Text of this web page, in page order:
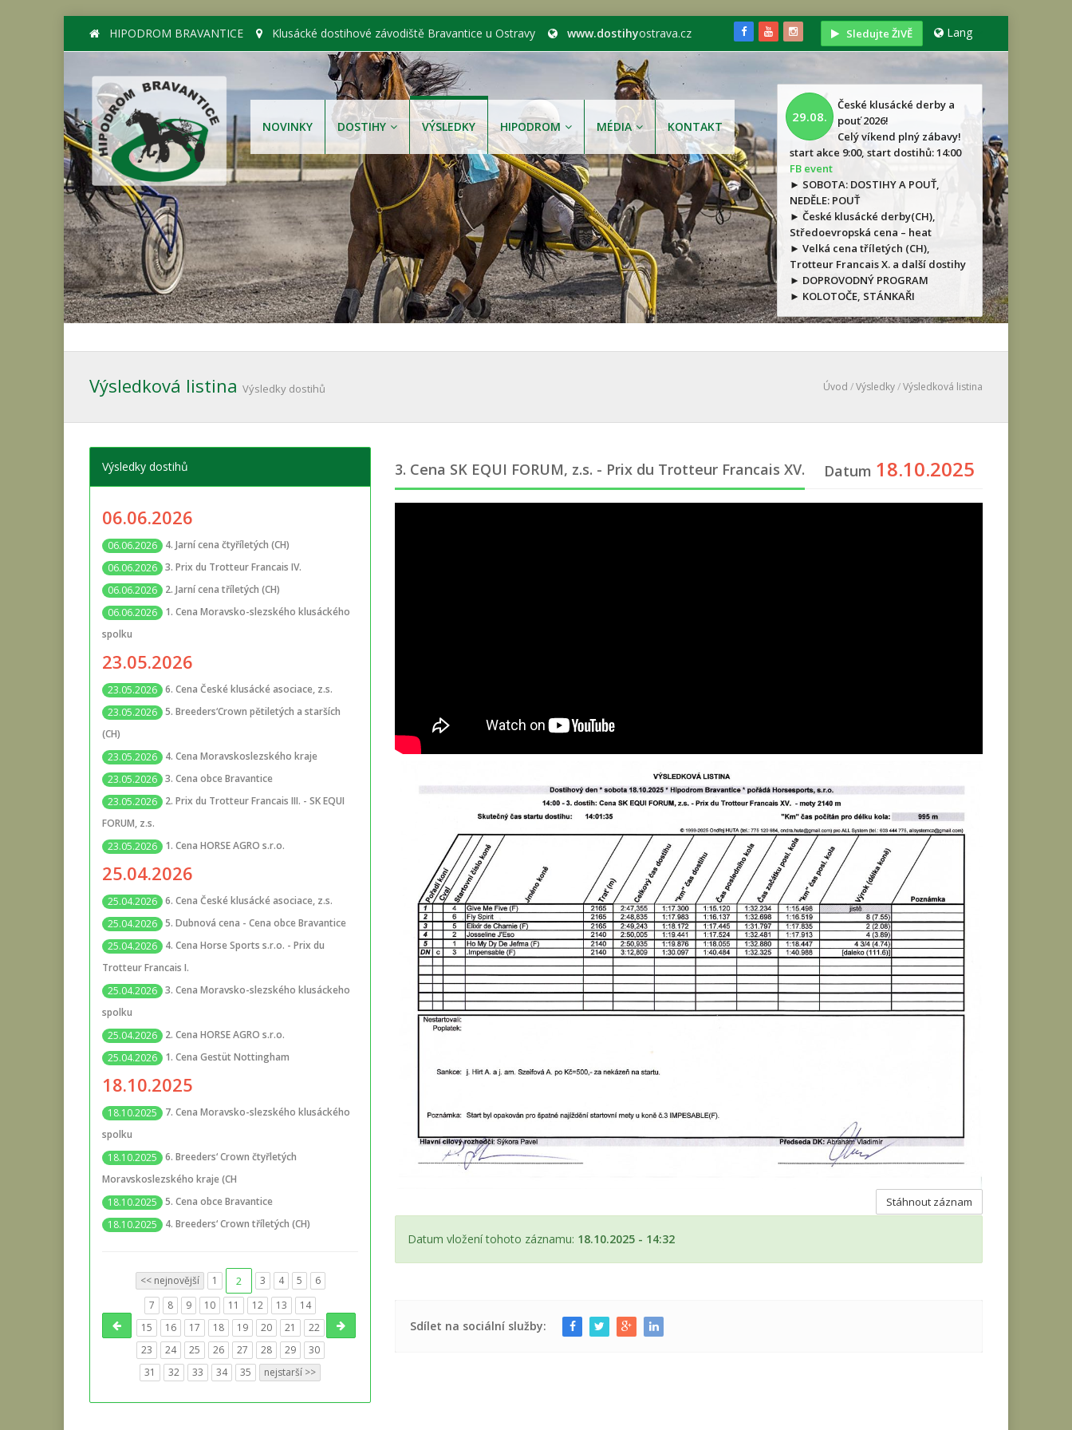
HIPODROM BRAVANTICE Klusácké dostihové závodiště Bravantice u Ostravy www.dostihyostrava.cz Sledujte ŽIVĚ Lang
NOVINKY DOSTIHY VÝSLEDKY HIPODROM MÉDIA KONTAKT
29.08.
České klusácké derby a
pouť 2026!
Celý víkend plný zábavy!
start akce 9:00, start dostihů: 14:00
FB event
► SOBOTA: DOSTIHY A POUŤ,
NEDĚLE: POUŤ
► České klusácké derby(CH),
Středoevropská cena – heat
► Velká cena tříletých (CH),
Trotteur Francais X. a další dostihy
► DOPROVODNÝ PROGRAM
► KOLOTOČE, STÁNKAŘI
Výsledková listina Výsledky dostihů Úvod /Výsledky/Výsledková listina
3. Cena SK EQUI FORUM, z.s. - Prix du Trotteur Francais XV. Datum 18.10.2025
Stáhnout záznam
Datum vložení tohoto záznamu: 18.10.2025 - 14:32
Sdílet na sociální služby:
Výsledky dostihů
06.06.2026
06.06.2026
4. Jarní cena čtyříletých (CH)
06.06.2026 3. Prix du Trotteur Francais IV.
06.06.2026
2. Jarní cena tříletých (CH)
06.06.2026
1. Cena Moravsko-slezského klusáckého
spolku
23.05.2026
23.05.2026 6. Cena České klusácké asociace, z.s.
23.05.2026 5. Breeders‘Crown pětiletých a starších
(CH)
23.05.2026
4. Cena Moravskoslezského kraje
23.05.2026 3. Cena obce Bravantice
23.05.2026
2. Prix du Trotteur Francais III. - SK EQUI
FORUM, z.s.
23.05.2026
1. Cena HORSE AGRO s.r.o.
25.04.2026
25.04.2026 6. Cena České klusácké asociace, z.s.
25.04.2026 5. Dubnová cena - Cena obce Bravantice
25.04.2026
4. Cena Horse Sports s.r.o. - Prix du
Trotteur Francais I.
25.04.2026 3. Cena Moravsko-slezského klusáckeho
spolku
25.04.2026
2. Cena HORSE AGRO s.r.o.
25.04.2026
1. Cena Gestüt Nottingham
18.10.2025
18.10.2025
7. Cena Moravsko-slezského klusáckého
spolku
18.10.2025
6. Breeders‘ Crown čtyřletých
Moravskoslezského kraje (CH
18.10.2025
5. Cena obce Bravantice
18.10.2025
4. Breeders‘ Crown tříletých (CH)
<< nejnovější 1 2 3 4 5
6
7
8 9 10 11 12 13
14
15
16 17 18 19 20 21
22
23
24 25 26 27 28 29
30
31
32 33 34 35 nejstarší >>